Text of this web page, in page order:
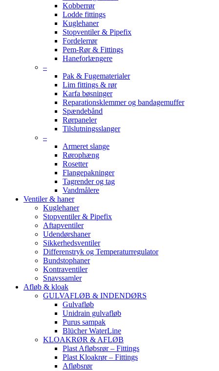
Kobberrør
Lodde fittings
Kuglehaner
Stopventiler & Pipefix
Fordelerrør
Pem-Rør & Fittings
Haneforlængere
–
Pak & Fugematerialer
Lim fittings & rør
Karfa bøsninger
Reparationsklemmer og bandagemuffer
Spændebånd
Rørpaneler
Tilslutningsslanger
–
Armeret slange
Rørophæng
Rosetter
Flangepakninger
Tagrender og tag
Vandmålere
Ventiler & haner
Kuglehaner
Stopventiler & Pipefix
Aftapventiler
Udendørshaner
Sikkerhedsventiler
Differenstryk og Temperaturregulator
Bundstophaner
Kontraventiler
Snavssamler
Afløb & kloak
GULVAFLØB & INDENDØRS
Gulvafløb
Unidrain gulvafløb
Purus sampak
Blücher WaterLine
KLOAKRØR & AFLØB
Plast Afløbsrør – Fittings
Plast Kloakrør – Fittings
Afløbsrør